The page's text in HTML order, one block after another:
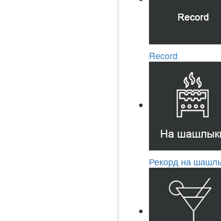
Record
Рекорд на